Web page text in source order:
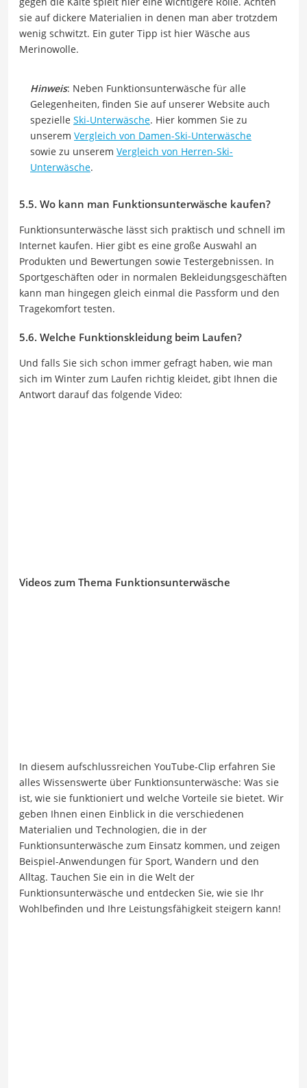
sie auf dickere Materialien in denen man aber trotzdem
wenig schwitzt. Ein guter Tipp ist hier Wäsche aus
Merinowolle.
Hinweis: Neben Funktionsunterwäsche für alle
Gelegenheiten, finden Sie auf unserer Website auch
spezielle Ski-Unterwäsche. Hier kommen Sie zu
unserem Vergleich von Damen-Ski-Unterwäsche
sowie zu unserem Vergleich von Herren-Ski-
Unterwäsche.
5.5. Wo kann man Funktionsunterwäsche kaufen?
Funktionsunterwäsche lässt sich praktisch und schnell im
Internet kaufen. Hier gibt es eine große Auswahl an
Produkten und Bewertungen sowie Testergebnissen. In
Sportgeschäften oder in normalen Bekleidungsgeschäften
kann man hingegen gleich einmal die Passform und den
Tragekomfort testen.
5.6. Welche Funktionskleidung beim Laufen?
Und falls Sie sich schon immer gefragt haben, wie man
sich im Winter zum Laufen richtig kleidet, gibt Ihnen die
Antwort darauf das folgende Video:
Videos zum Thema Funktionsunterwäsche
In diesem aufschlussreichen YouTube-Clip erfahren Sie
alles Wissenswerte über Funktionsunterwäsche: Was sie
ist, wie sie funktioniert und welche Vorteile sie bietet. Wir
geben Ihnen einen Einblick in die verschiedenen
Materialien und Technologien, die in der
Funktionsunterwäsche zum Einsatz kommen, und zeigen
Beispiel-Anwendungen für Sport, Wandern und den
Alltag. Tauchen Sie ein in die Welt der
Funktionsunterwäsche und entdecken Sie, wie sie Ihr
Wohlbefinden und Ihre Leistungsfähigkeit steigern kann!